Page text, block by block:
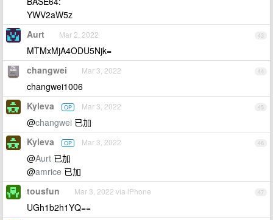
YWV2aW5z
43
Aurt Mar 2, 2022
MTMxMjA4ODU5Njk=
44
changwei Mar 3, 2022
changwei1006
45
Kyleva OP Mar 3, 2022
@changwei 已加
46
Kyleva OP Mar 3, 2022
@Aurt 已加
@amrice 已加
47
tousfun Mar 3, 2022 via iPhone
UGh1b2h1YQ==